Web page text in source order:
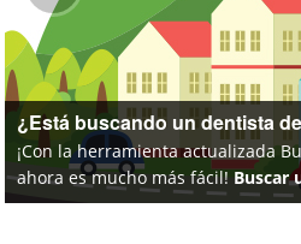
Ayude a los padres que
Ahorros del 20 % al 50 % en